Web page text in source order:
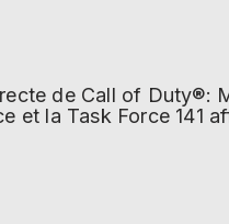
de Call of Duty®:
et la Task Force 141